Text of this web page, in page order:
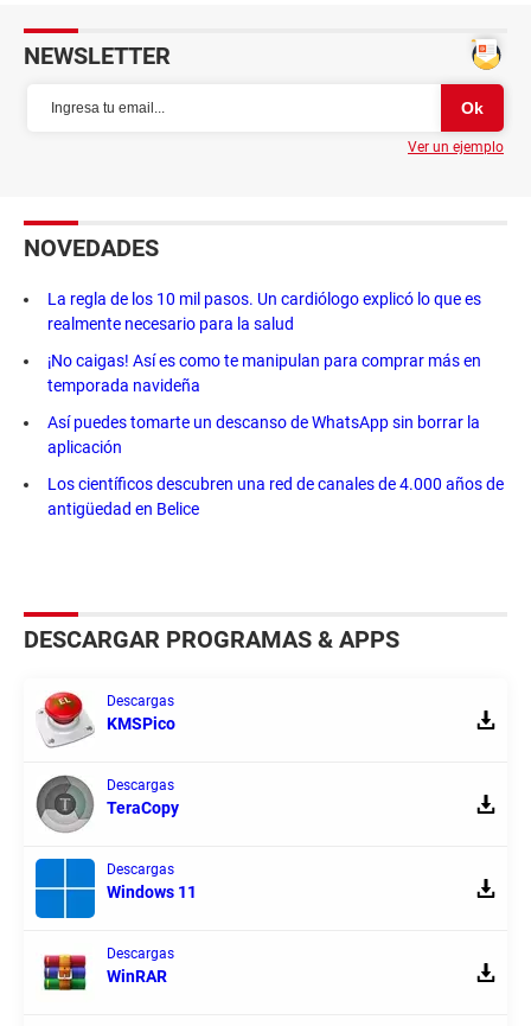
NEWSLETTER
Ver un ejemplo
NOVEDADES
La regla de los 10 mil pasos. Un cardiólogo explicó lo que es
realmente necesario para la salud
¡No caigas! Así es como te manipulan para comprar más en
temporada navideña
Así puedes tomarte un descanso de WhatsApp sin borrar la
aplicación
Los científicos descubren una red de canales de 4.000 años de
antigüedad en Belice
DESCARGAR PROGRAMAS & APPS
Descargas
KMSPico
Descargas
TeraCopy
Descargas
Windows 11
Descargas
WinRAR